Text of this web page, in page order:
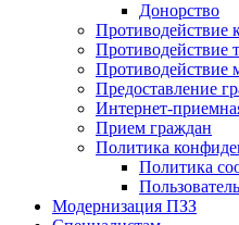
Донорство
Противодействие
Противодействие
Противодействие
Предоставление
Интернет-
Прием граждан
Политика
Политика
Модернизация ПЗЗ